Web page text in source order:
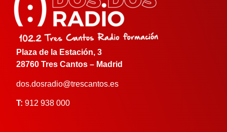
Plaza de la Estación, 3
28760 Tres Cantos – Madrid
dos.dosradio@trescantos.es
T: 912 938 000